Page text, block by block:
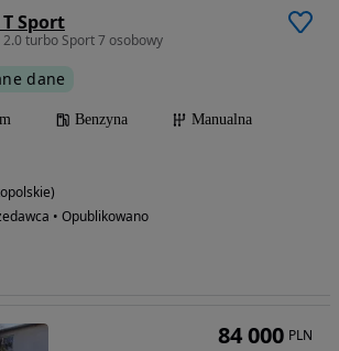
Sport
2.0 turbo Sport 7 osobowy
dane
Benzyna
Manualna
• Opublikowano
84 000 PLN